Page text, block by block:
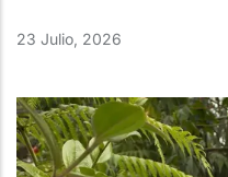
23 Julio, 2026